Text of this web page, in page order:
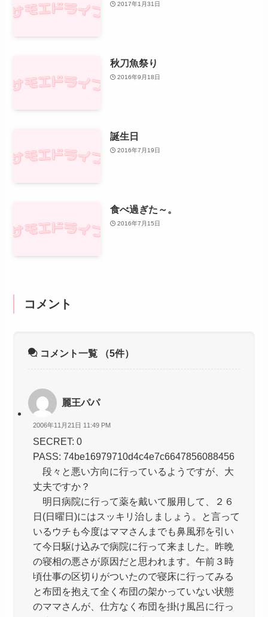
2017年1月31日
秋刀魚祭り
2016年9月18日
誕生日
2016年7月19日
食べ過ぎた～。
2016年7月15日
コメント
コメント一覧 （5件）
麗王パパ
2006年11月21日 11:49 PM
SECRET: 0
PASS: 74be16979710d4c4e7c6647856088456
段々と悪い方向に行っているようですが、大
丈夫ですか？
明日病院に行って薬を戴いて服用して、２６
日(日曜日)にはスッキリ治しましょう。と言って
いるウチも今度はママさんまでも鼻風邪を引い
て今日駆け込みで病院に行って来ました。昨晩
の寝相の悪さが原因だと思われます。午前３時
頃仕事の区切りがついたので寝床に行ってみる
と布団を抱えて全く布団の架かっていない状態
のママさんが、仕方なく布団を掛け風呂に行っ